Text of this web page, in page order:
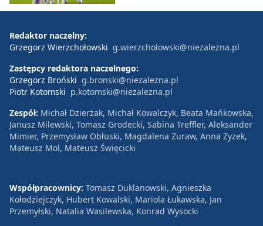
Redaktor naczelny:
Grzegorz Wierzchołowski g.wierzcholowski@niezalezna.pl
Zastępcy redaktora naczelnego:
Grzegorz Broński g.bronski@niezalezna.pl
Piotr Kotomski p.kotomski@niezalezna.pl
Zespół: Michał Dzierżak, Michał Kowalczyk, Beata Mańkowska,
Janusz Milewski, Tomasz Grodecki, Sabina Treffler, Aleksander
Mimier, Przemysław Obłuski, Magdalena Żuraw, Anna Zyzek,
Mateusz Mol, Mateusz Święcicki
Współpracownicy: Tomasz Duklanowski, Agnieszka
Kołodziejczyk, Hubert Kowalski, Mariola Łukawska, Jan
Przemyłski, Natalia Wasilewska, Konrad Wysocki